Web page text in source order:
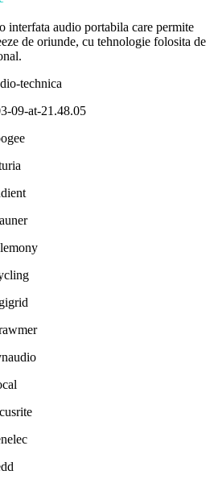
interfata audio portabila care permite
de oriunde, cu tehnologie folosita de